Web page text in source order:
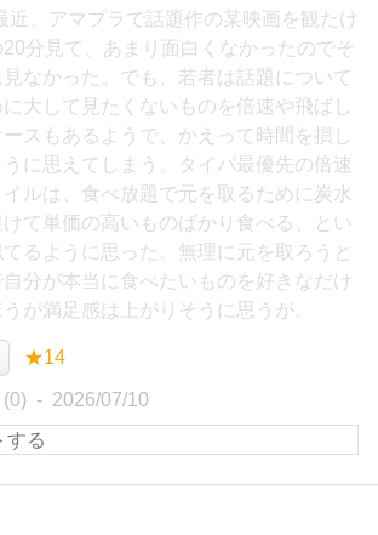
近、アマプラで話題作の某映画を観たけ
20分見て、あまり面白くなかったのでそ
なかった。でも、若者は話題について
に大して見たくないものを倍速や飛ばし
スもあるようで、かえって時間を損し
に思えてしまう。タイパ最優先の倍速
ルは、食べ放題で元を取るために炭水
て単価の高いものばかり食べる、とい
てるように思った。無理に元を取ろうと
自分が本当に食べたいものを好きなだけ
が満足感は上がりそうに思うが。
★14
2026/07/10